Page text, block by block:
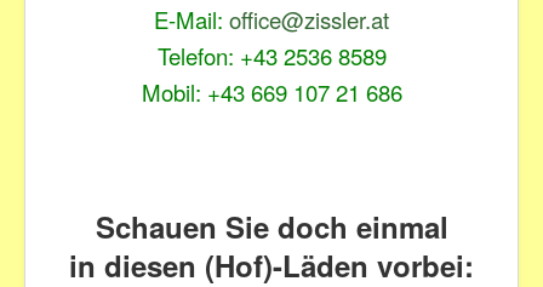
E-Mail: office@zissler.at
Telefon: +43 2536 8589
Mobil: +43 669 107 21 686
Schauen Sie doch einmal
in diesen (Hof)-Läden vorbei: